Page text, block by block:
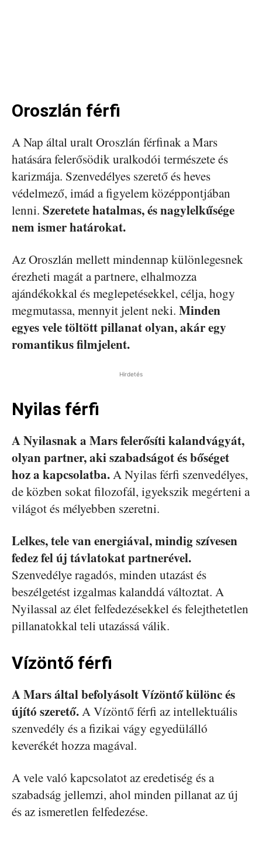
Oroszlán férfi
A Nap által uralt Oroszlán férfinak a Mars
hatására felerősödik uralkodói természete és
karizmája. Szenvedélyes szerető és heves
védelmező, imád a figyelem középpontjában
lenni. Szeretete hatalmas, és nagylelkűsége
nem ismer határokat.
Az Oroszlán mellett mindennap különlegesnek
érezheti magát a partnere, elhalmozza
ajándékokkal és meglepetésekkel, célja, hogy
megmutassa, mennyit jelent neki. Minden
egyes vele töltött pillanat olyan, akár egy
romantikus filmjelent.
Hirdetés
Nyilas férfi
A Nyilasnak a Mars felerősíti kalandvágyát,
olyan partner, aki szabadságot és bőséget
hoz a kapcsolatba.A Nyilas férfi szenvedélyes,
de közben sokat filozofál, igyekszik megérteni a
világot és mélyebben szeretni.
Lelkes, tele van energiával, mindig szívesen
fedez fel új távlatokat partnerével.
Szenvedélye ragadós, minden utazást és
beszélgetést izgalmas kalanddá változtat. A
Nyilassal az élet felfedezésekkel és felejthetetlen
pillanatokkal teli utazássá válik.
Vízöntő férfi
A Mars által befolyásolt Vízöntő különc és
újító szerető.A Vízöntő férfi az intellektuális
szenvedély és a fizikai vágy egyedülálló
keverékét hozza magával.
A vele való kapcsolatot az eredetiség és a
szabadság jellemzi, ahol minden pillanat az új
és az ismeretlen felfedezése.